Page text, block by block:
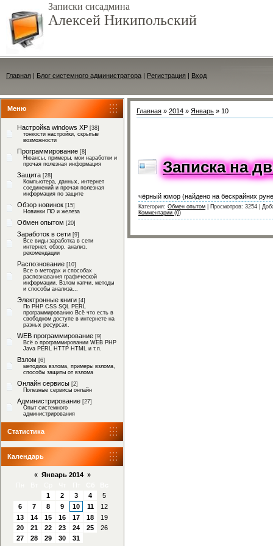
Записки сисадмина
Алексей Никипольский
Главная | Блог системного администратора | Регистрация | Вход
Меню
Настройка windows XP [38]
тонкости настройки, скрытые
возможности
Программирование [8]
Нюансы, примеры, мои наработки и
прочая полезная информация
Защита [28]
Компьютера, данных, интернет
соединений и прочая полезная
информация по защите
Обзор новинок [15]
Новинки ПО и железа
Обмен опытом [20]
Заработок в сети [9]
Все виды заработка в сети
интернет, обзор, анализ,
рекомендации
Распознование [10]
Все о методах и способах
распознавания графической
информации. Взлом капчи, методы
и способы анализа...
Электронные книги [4]
По PHP CSS SQL PERL
программированию Всё что есть в
свободном доступе в интернете на
разных ресурсах.
WEB программирование [9]
Всё о программировании WEB PHP
Java PERL HTTP HTML и т.п.
Взлом [6]
методика взлома, примеры взлома,
способы защиты от взлома
Онлайн сервисы [2]
Полезные сервисы онлайн
Администрирование [27]
Опыт системного
администрирования
Статистика
Календарь
« Январь 2014 »
1
2 3 4
5
6
7 8 9 10 11
12
13
14 15 16 17 18
19
20
21 22 23 24 25
26
27
28 29 30 31
Главная » 2014 » Январь » 10
Записка на
чёрный юмор (найдено на бескрайних
Категория: Обмен опытом Просмотров: 3254
Комментарии (0)